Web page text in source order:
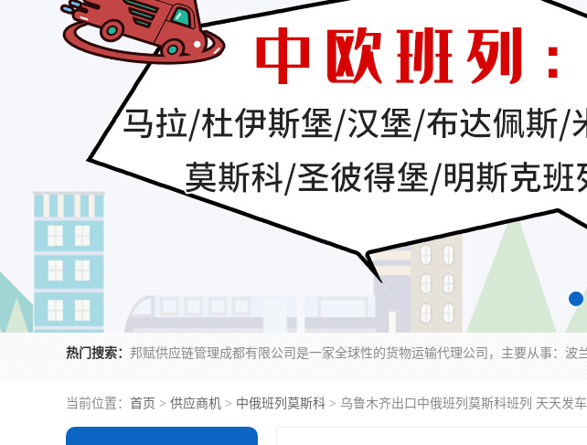
热门搜索：
当前位置： 首页 > 供应商机 > 中俄班列莫斯科 > 乌鲁木齐出口中俄班列莫斯科班列 天天发车